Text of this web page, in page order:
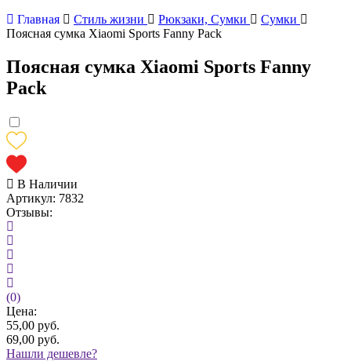
Главная
Стиль жизни Рюкзаки, Сумки
Сумки
Поясная сумка Xiaomi Sports Fanny Pack
Поясная сумка Xiaomi Sports Fanny
Pack
В Наличии
Артикул: 7832
Отзывы:
(0)
Цена:
55,00 руб.
69,00 руб.
Нашли дешевле?